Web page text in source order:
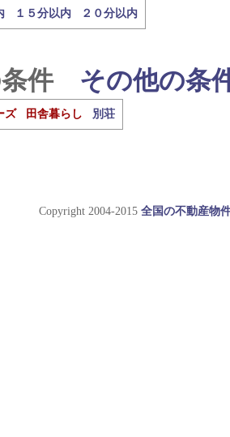
１５分以内 ２０分以内
件 その他の条
ズ 田舎暮らし 別荘
Copyright 2004-2015 全国の不動産物